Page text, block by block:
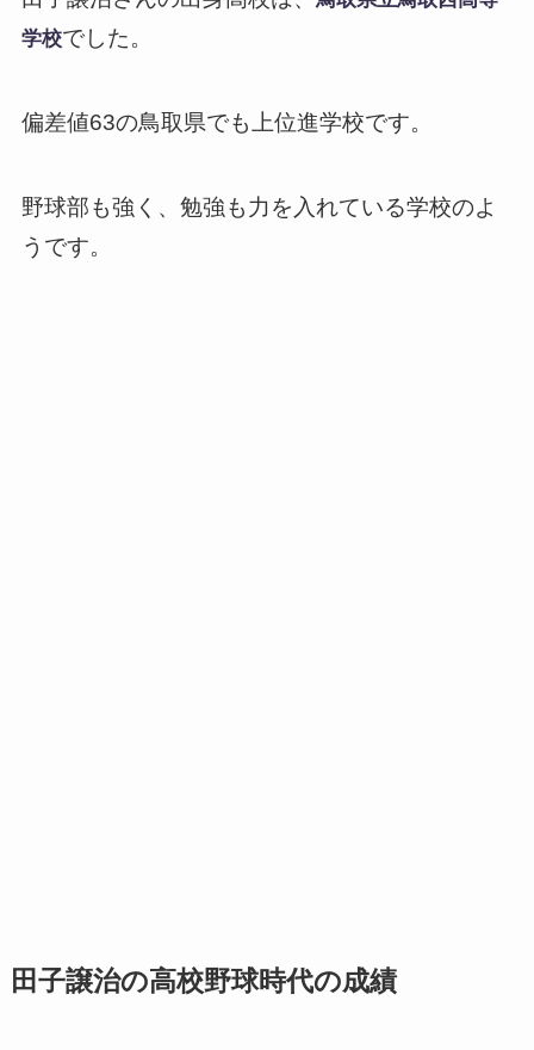
学校でした。
偏差値63の鳥取県でも上位進学校です。
野球部も強く、勉強も力を入れている学校のよ
うです。
田子譲治の高校野球時代の成績